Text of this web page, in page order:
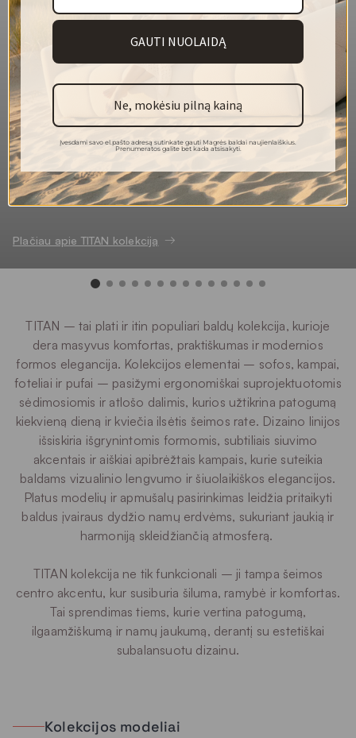
Pliušinis audinys
Svoris (g/m²) 410
100 % perdirbtas poliesteris
Martindeilo ciklai 100 000
Atsparumas šviesai 5
Pilingas 4/5
Plovimas 30 °C
Plačiau apie TITAN kolekciją
TITAN – tai plati ir itin populiari baldų kolekcija, kurioje
dera masyvus komfortas, praktiškumas ir modernios
formos elegancija. Kolekcijos elementai – sofos, kampai,
foteliai ir pufai – pasižymi ergonomiškai suprojektuotomis
sėdimosiomis ir atlošo dalimis, kurios užtikrina patogumą
kiekvieną dieną ir kviečia ilsėtis šeimos rate. Dizaino linijos
išsiskiria išgrynintomis formomis, subtiliais siuvimo
akcentais ir aiškiai apibrėžtais kampais, kurie suteikia
baldams vizualinio lengvumo ir šiuolaikiškos elegancijos.
Platus modelių ir apmušalų pasirinkimas leidžia pritaikyti
baldus įvairaus dydžio namų erdvėms, sukuriant jaukią ir
harmoniją skleidžiančią atmosferą.
TITAN kolekcija ne tik funkcionali – ji tampa šeimos
centro akcentu, kur susiburia šiluma, ramybė ir komfortas.
Tai sprendimas tiems, kurie vertina patogumą,
ilgaamžiškumą ir namų jaukumą, derantį su estetiškai
subalansuotu dizainu.
Kolekcijos modeliai
GAUTI NUOLAIDĄ
Ne, mokėsiu pilną kainą
Įvesdami savo el.pašto adresą sutinkate gauti Magrės baldai naujienlaiškius.
Prenumeratos galite bet kada atsisakyti.